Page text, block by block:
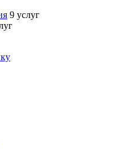
9 услуг